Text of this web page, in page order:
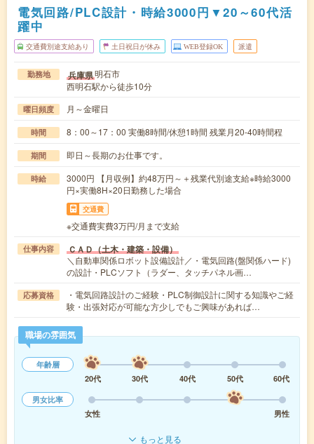
電気回路/PLC設計・時給3000円▼20～60代活
躍中
交通費別途支給あり 土日祝日が休み WEB登録OK 派遣
勤務地 兵庫県明石市
西明石駅から徒歩10分
曜日頻度 月～金曜日
時間 8：00～17：00 実働8時間/休憩1時間 残業月20-40時間程
期間 即日～長期のお仕事です。
時給
3000円 【月収例】約48万円～＋残業代別途支給※時給3000
円×実働8H×20日勤務した場合
交通費
※交通費実費3万円/月まで支給
仕事内容 ＣＡＤ（土木・建築・設備）
＼自動車関係ロボット設備設計／・電気回路(盤関係ハード)
の設計・PLCソフト（ラダー、タッチパネル画…
応募資格
・電気回路設計のご経験・PLC制御設計に関する知識やご経
験・出張対応が可能な方少しでもご興味があれば…
職場の雰囲気
年齢層
20代
30代 40代 50代
60代
男女比率
女性
男性
もっと見る